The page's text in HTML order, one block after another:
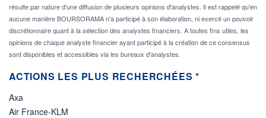
résulte par nature d'une diffusion de plusieurs opinions d'analystes. Il est rappelé qu'en
aucune manière BOURSORAMA n'a participé à son élaboration, ni exercé un pouvoir
discrétionnaire quant à la sélection des analystes financiers. A toutes fins utiles, les
opinions de chaque analyste financier ayant participé à la création de ce consensus
sont disponibles et accessibles via les bureaux d'analystes.
ACTIONS LES PLUS RECHERCHÉES *
Axa
Air France-KLM